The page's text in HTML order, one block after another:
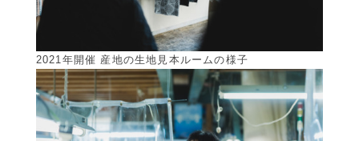
2021年開催 産地の生地見本ルームの様子